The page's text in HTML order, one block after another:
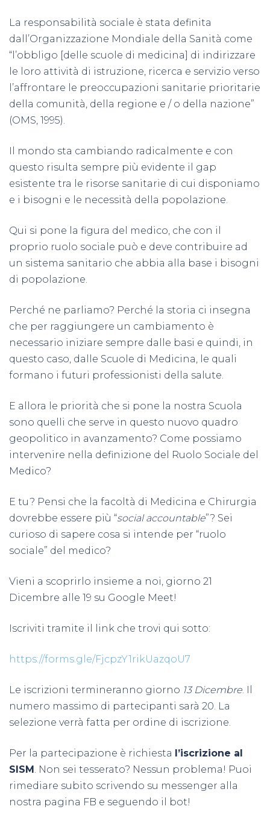
La responsabilità sociale è stata definita
dall’Organizzazione Mondiale della Sanità come
“l’obbligo [delle scuole di medicina] di indirizzare
le loro attività di istruzione, ricerca e servizio verso
l’affrontare le preoccupazioni sanitarie prioritarie
della comunità, della regione e / o della nazione”
(OMS, 1995).
Il mondo sta cambiando radicalmente e con
questo risulta sempre più evidente il gap
esistente tra le risorse sanitarie di cui disponiamo
e i bisogni e le necessità della popolazione.
Qui si pone la figura del medico, che con il
proprio ruolo sociale può e deve contribuire ad
un sistema sanitario che abbia alla base i bisogni
di popolazione.
Perché ne parliamo? Perché la storia ci insegna
che per raggiungere un cambiamento è
necessario iniziare sempre dalle basi e quindi, in
questo caso, dalle Scuole di Medicina, le quali
formano i futuri professionisti della salute.
E allora le priorità che si pone la nostra Scuola
sono quelli che serve in questo nuovo quadro
geopolitico in avanzamento? Come possiamo
intervenire nella definizione del Ruolo Sociale del
Medico?
E tu? Pensi che la facoltà di Medicina e Chirurgia
dovrebbe essere più “social accountable”? Sei
curioso di sapere cosa si intende per “ruolo
sociale” del medico?
Vieni a scoprirlo insieme a noi, giorno 21
Dicembre alle 19 su Google Meet!
Iscriviti tramite il link che trovi qui sotto:
https://forms.gle/FjcpzY1rikUazqoU7
Le iscrizioni termineranno giorno 13 Dicembre. Il
numero massimo di partecipanti sarà 20. La
selezione verrà fatta per ordine di iscrizione.
Per la partecipazione è richiesta
l’iscrizione al
SISM . Non sei tesserato? Nessun problema! Puoi
rimediare subito scrivendo su messenger alla
nostra pagina FB e seguendo il bot!